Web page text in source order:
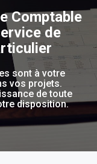
Comptable
de
sont à votre
vos projets.
de toute
disposition.